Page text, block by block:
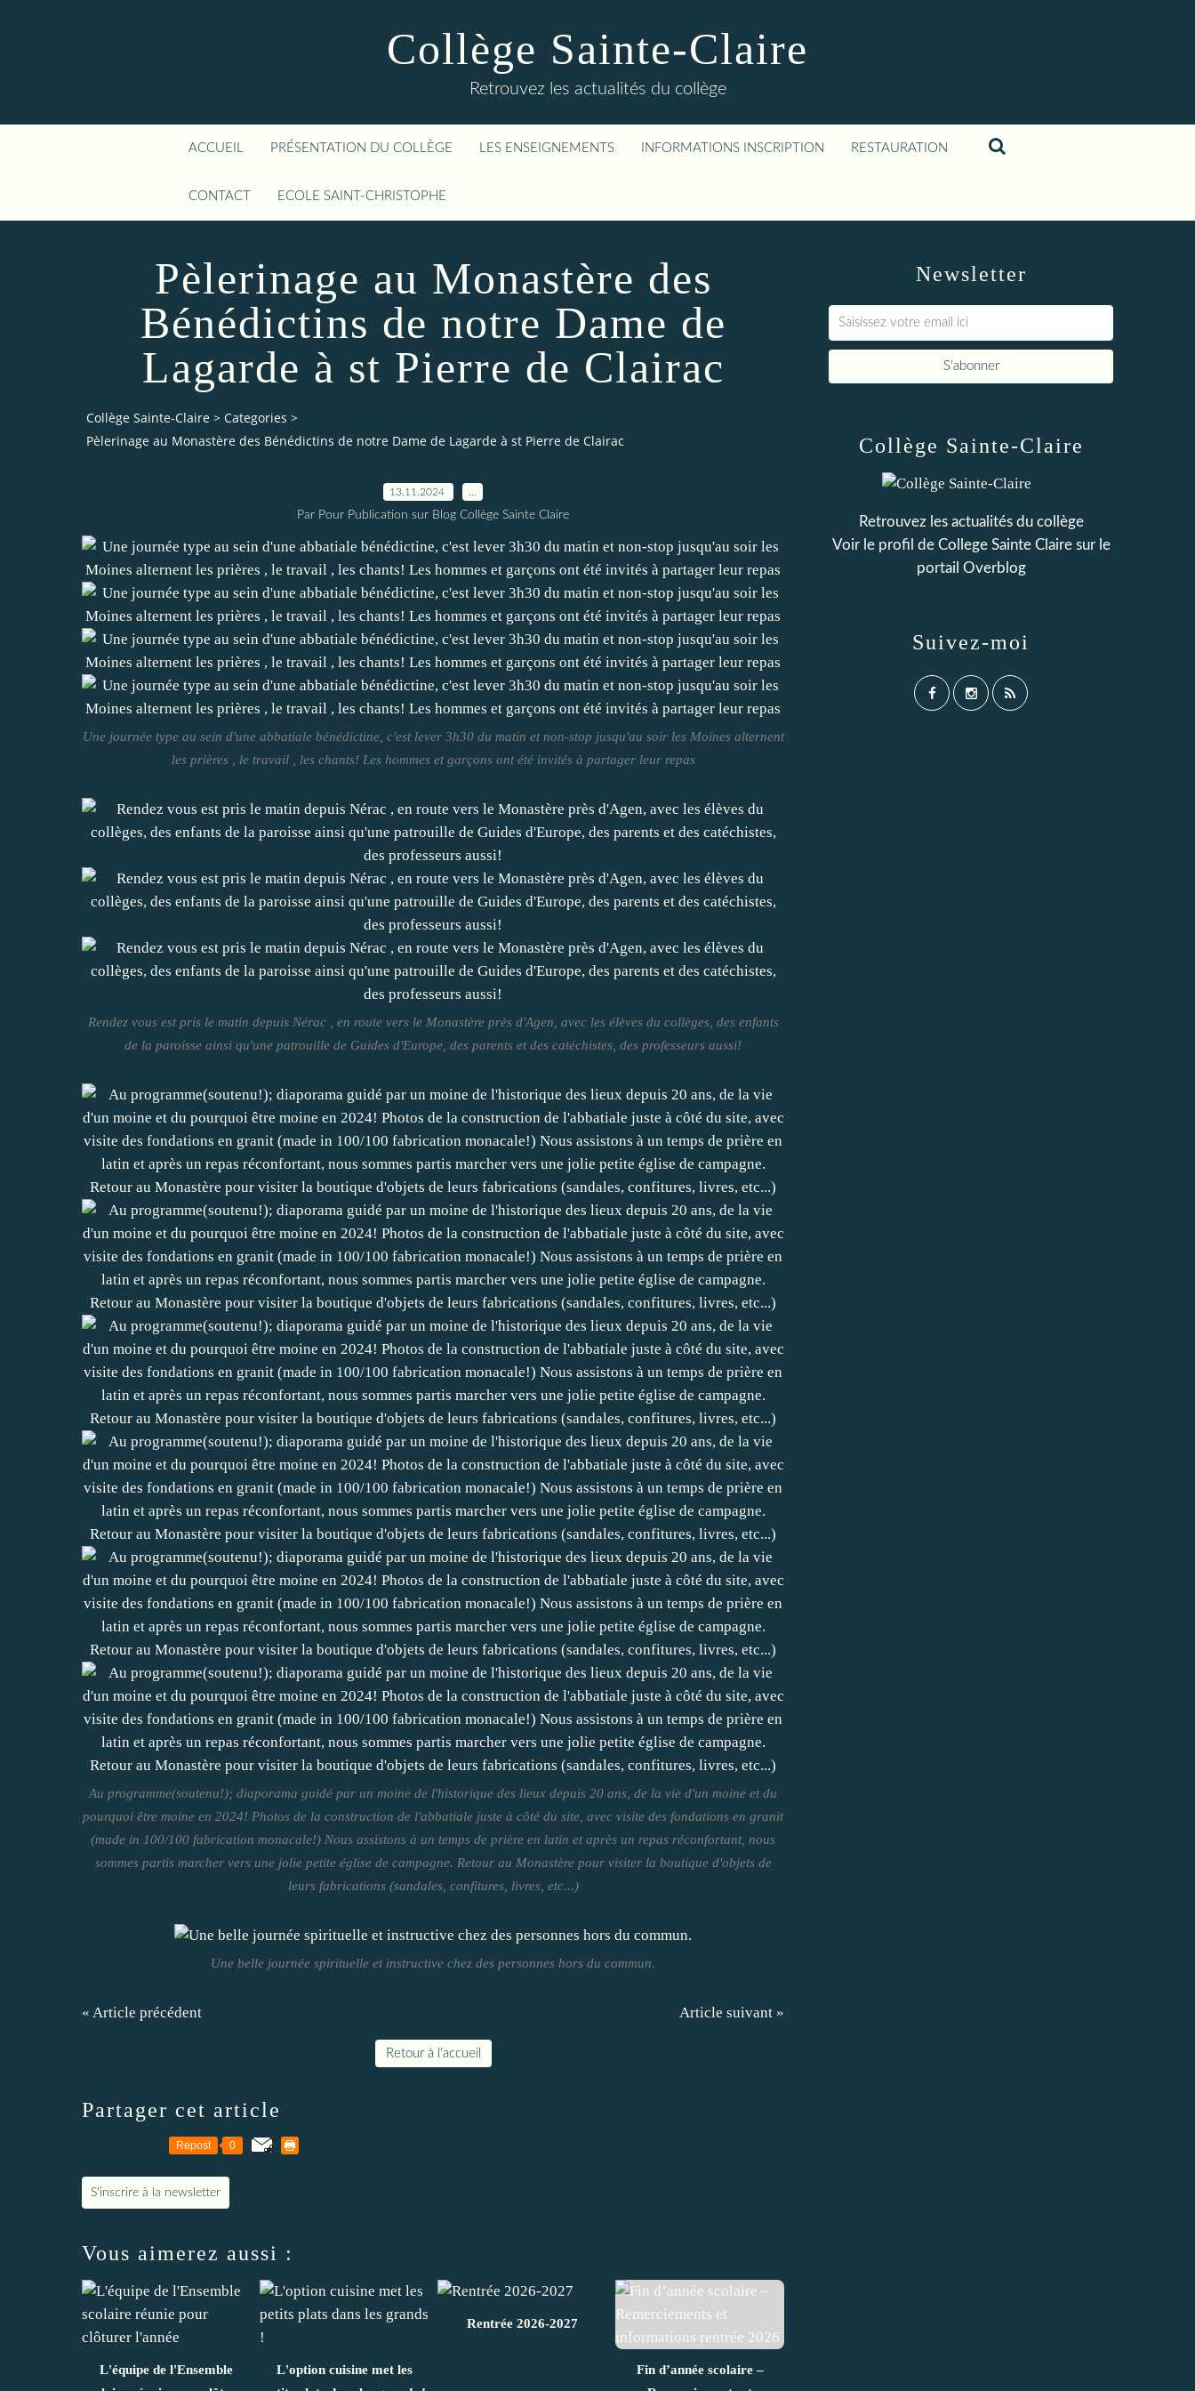
Collège Sainte-Claire
Retrouvez les actualités du collège
ACCUEIL PRÉSENTATION DU COLLÈGE LES ENSEIGNEMENTS INFORMATIONS INSCRIPTION RESTAURATION
CONTACT ECOLE SAINT-CHRISTOPHE
Pèlerinage au Monastère des
Bénédictins de notre Dame de
Lagarde à st Pierre de Clairac
Collège Sainte-Claire > Categories >
Pèlerinage au Monastère des Bénédictins de notre Dame de Lagarde à st Pierre de Clairac
13.11.2024
Par Pour Publication sur Blog Collège Sainte Claire
Une journée type au sein d'une abbatiale bénédictine, c'est lever 3h30 du matin et non-stop jusqu'au soir les Moines alternent
les prières , le travail , les chants! Les hommes et garçons ont été invités à partager leur repas
Rendez vous est pris le matin depuis Nérac , en route vers le Monastère près d'Agen, avec les élèves du collèges, des enfants
de la paroisse ainsi qu'une patrouille de Guides d'Europe, des parents et des catéchistes, des professeurs aussi!
Au programme(soutenu!); diaporama guidé par un moine de l'historique des lieux depuis 20 ans, de la vie d'un moine et du
pourquoi être moine en 2024! Photos de la construction de l'abbatiale juste à côté du site, avec visite des fondations en granit
(made in 100/100 fabrication monacale!) Nous assistons à un temps de prière en latin et après un repas réconfortant, nous
sommes partis marcher vers une jolie petite église de campagne. Retour au Monastère pour visiter la boutique d'objets de
leurs fabrications (sandales, confitures, livres, etc...)
Une belle journée spirituelle et instructive chez des personnes hors du commun.
« Article précédent Article suivant »
Retour à l'accueil
Partager cet article
Repost 0
S'inscrire à la newsletter
Vous aimerez aussi :
L'équipe de l'Ensemble
L'option cuisine met les
Rentrée 2026-2027
Fin d’année scolaire –
Newsletter
Collège Sainte-Claire
Retrouvez les actualités du collège
Voir le profil de College Sainte Clairesur le
portail Overblog
Suivez-moi